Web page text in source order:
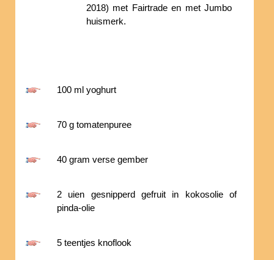
2018) met Fairtrade en met Jumbo
huismerk.
100 ml yoghurt
70 g tomatenpuree
40 gram verse gember
2 uien gesnipperd gefruit in kokosolie of
pinda-olie
5 teentjes knoflook